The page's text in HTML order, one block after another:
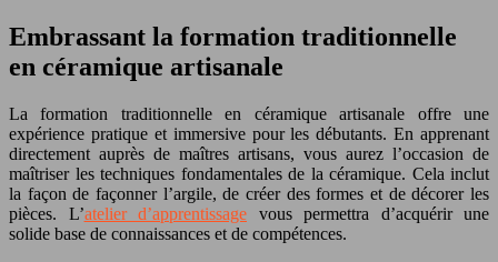
Embrassant la formation traditionnelle
en céramique artisanale
La formation traditionnelle en céramique artisanale offre une
expérience pratique et immersive pour les débutants. En apprenant
directement auprès de maîtres artisans, vous aurez l’occasion de
maîtriser les techniques fondamentales de la céramique. Cela inclut
la façon de façonner l’argile, de créer des formes et de décorer les
pièces. L’atelier d’apprentissage vous permettra d’acquérir une
solide base de connaissances et de compétences.